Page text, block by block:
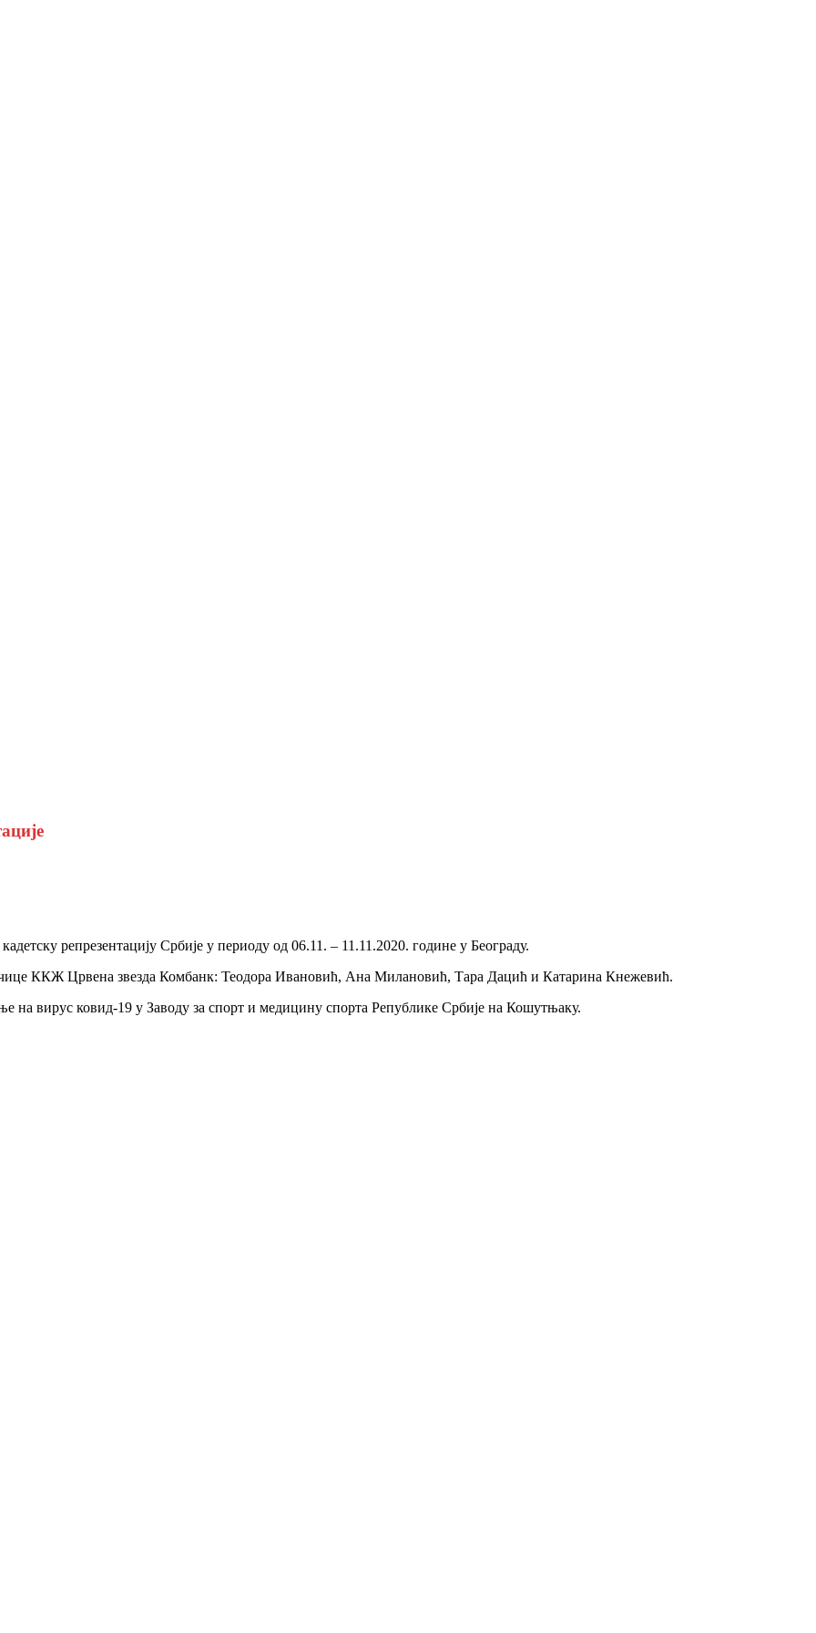
репрезентацију Србије у периоду од 06.11. – 11.11.2020. године у Београду.
ККЖ Црвена звезда Комбанк: Теодора Ивановић, Ана Милановић, Тара Дацић и Катарина Кнежевић.
на вирус ковид-19 у Заводу за спорт и медицину спорта Републике Србије на Кошутњаку.